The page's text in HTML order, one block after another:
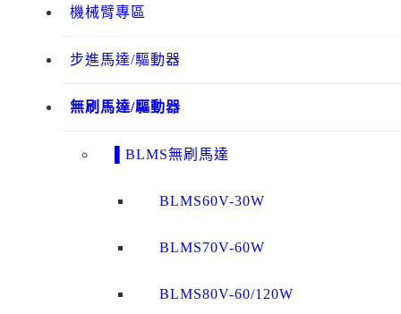
機械臂專區
步進馬達/驅動器
無刷馬達/驅動器
▌BLMS無刷馬達
BLMS60V-30W
BLMS70V-60W
BLMS80V-60/120W